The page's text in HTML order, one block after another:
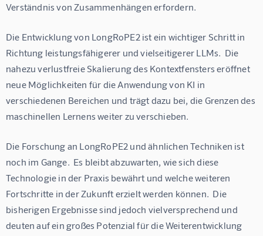
Verständnis von Zusammenhängen erfordern.
Die Entwicklung von LongRoPE2 ist ein wichtiger Schritt in
Richtung leistungsfähigerer und vielseitigerer LLMs.  Die
nahezu verlustfreie Skalierung des Kontextfensters eröffnet
neue Möglichkeiten für die Anwendung von KI in
verschiedenen Bereichen und trägt dazu bei, die Grenzen des
maschinellen Lernens weiter zu verschieben.
Die Forschung an LongRoPE2 und ähnlichen Techniken ist
noch im Gange.  Es bleibt abzuwarten, wie sich diese
Technologie in der Praxis bewährt und welche weiteren
Fortschritte in der Zukunft erzielt werden können.  Die
bisherigen Ergebnisse sind jedoch vielversprechend und
deuten auf ein großes Potenzial für die Weiterentwicklung